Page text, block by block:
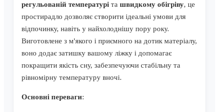
регульованій температурі та швидкому обігріву, це
простирадло дозволяє створити ідеальні умови для
відпочинку, навіть у найхолоднішу пору року.
Виготовлене з м'якого і приємного на дотик матеріалу,
воно додає затишку вашому ліжку і допомагає
покращити якість сну, забезпечуючи стабільну та
рівномірну температуру вночі.
Основні переваги: